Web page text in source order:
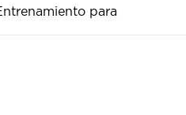
para